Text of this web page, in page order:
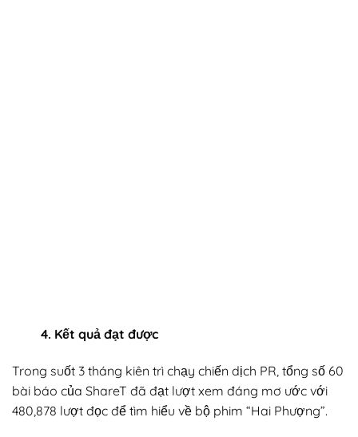
4. Kết quả đạt được
Trong suốt 3 tháng kiên trì chạy chiến dịch PR, tổng số 60
bài báo của ShareT đã đạt lượt xem đáng mơ ước với
480,878 lượt đọc để tìm hiểu về bộ phim “Hai Phượng”.